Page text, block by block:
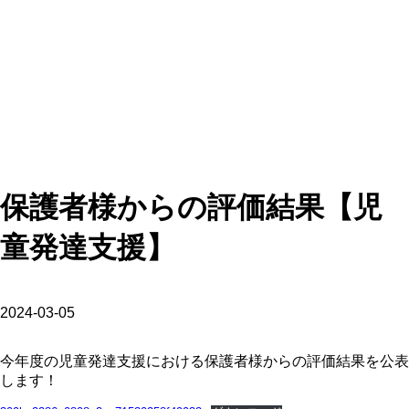
保護者様からの評価結果【児
童発達支援】
2024-03-05
今年度の児童発達支援における保護者様からの評価結果を公表
します！